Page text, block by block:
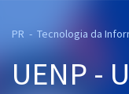
Cursos 20% OFF
PR - Tecnologia da
UENP -